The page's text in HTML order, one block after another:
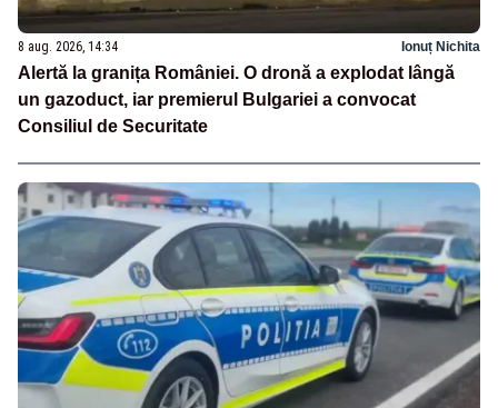
8 aug. 2026, 14:34 Ionuț Nichita
Alertă la granița României. O dronă a explodat lângă
un gazoduct, iar premierul Bulgariei a convocat
Consiliul de Securitate